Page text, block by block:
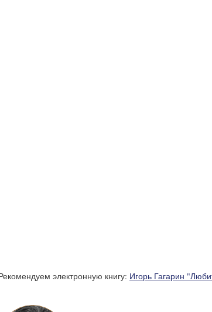
электронную книгу: Игорь Гагарин